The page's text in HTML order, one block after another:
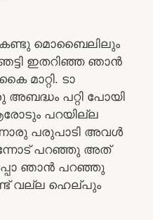
കണ്ടു മൊബൈലിലും
ഇതറിഞ്ഞ ഞാൻ
മാറ്റി. ടാ
പറ്റി പോയി
പറയില്ല
പരുപാടി അവൾ
പറഞ്ഞു അത്
ഞാൻ പറഞ്ഞു
വല്ല ഹെല്പും